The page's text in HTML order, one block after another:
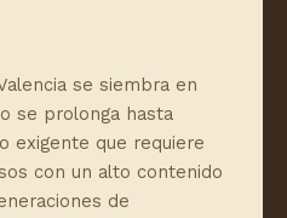
se siembra en
se prolonga hasta
exigente que requiere
con un alto contenido
de